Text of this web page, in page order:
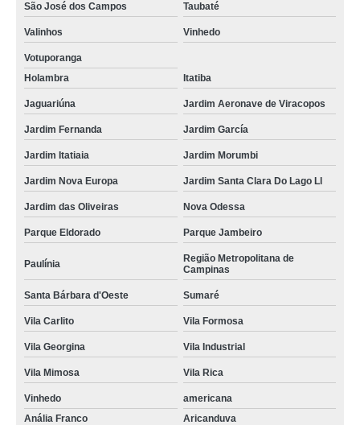
São José dos Campos Taubaté
Valinhos Vinhedo
Votuporanga
Holambra
Itatiba
Jaguariúna Jardim Aeronave de Viracopos
Jardim Fernanda Jardim García
Jardim Itatiaia Jardim Morumbi
Jardim Nova Europa Jardim Santa Clara Do Lago Ll
Jardim das Oliveiras Nova Odessa
Parque Eldorado Parque Jambeiro
Paulínia
Região Metropolitana de
Campinas
Santa Bárbara d'Oeste Sumaré
Vila Carlito Vila Formosa
Vila Georgina Vila Industrial
Vila Mimosa Vila Rica
Vinhedo
americana
Anália Franco
Aricanduva